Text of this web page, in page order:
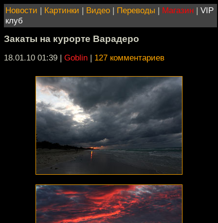
Новости | Картинки | Видео | Переводы | Магазин | VIP
клуб
Закаты на курорте Варадеро
18.01.10 01:39 | Goblin | 127 комментариев